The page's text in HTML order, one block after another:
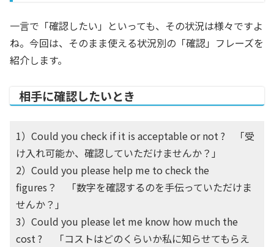
一言で「確認したい」といっても、その状況は様々ですよ
ね。今回は、そのまま使える状況別の「確認」フレーズを
紹介します。
相手に確認したいとき
1）Could you check if it is acceptable or not ? 「受
け入れ可能か、確認していただけませんか？」
2）Could you please help me to check the
figures？ 「数字を確認するのを手伝っていただけま
せんか？」
3）Could you please let me know how much the
cost ? 「コストはどのくらいか私に知らせてもらえ